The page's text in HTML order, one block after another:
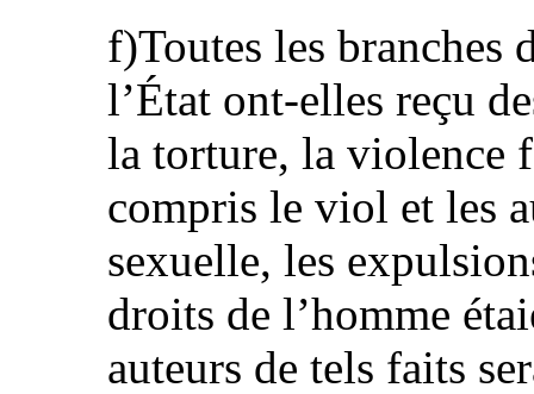
f)Toutes les branches
l’État ont-elles reçu
la torture, la violence
compris le viol et les
sexuelle, les
droits de l’homme
auteurs de tels faits